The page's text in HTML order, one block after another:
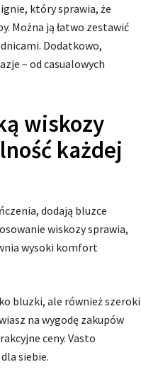
który sprawia, że
Można ją łatwo zestawić
Dodatkowo,
– od casualowych
wiskozy
każdej
dodają bluzce
wiskozy sprawia,
wysoki komfort
bluzki, ale również szeroki
na wygodę zakupów
ceny. Vasto
siebie.